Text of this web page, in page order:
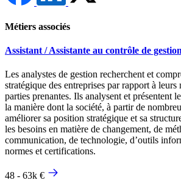
Métiers associés
Assistant / Assistante au contrôle de gestion
Les analystes de gestion recherchent et
stratégique des entreprises par rapport à leurs
parties prenantes. Ils analysent et présentent
la manière dont la société, à partir de
améliorer sa position stratégique et sa
les besoins en matière de changement, de
communication, de technologie, d’outils
normes et certifications.
48 - 63k €